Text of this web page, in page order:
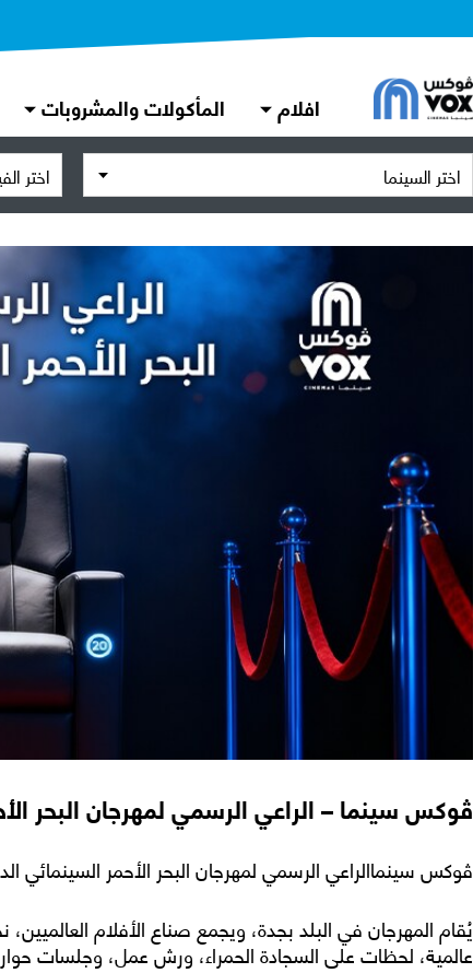
افلام المأكولات والمشروبات
اختر السينما اختر
ڤوكس سينما – الراعي الرسمي لمهرجان البحر
ڤوكس سينماالراعي الرسمي لمهرجان البحر الأحمر السينمائي الدولي 2025، أكبر احتفال سينمائي وإبداعي في
يُقام المهرجان في البلد بجدة، ويجمع صناع الأفلام
عالمية، لحظات على السجادة الحمراء، ورش عمل، وجلسات